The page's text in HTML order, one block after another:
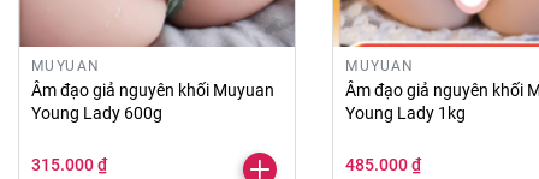
MUYUAN
Âm đạo giả nguyên khối Muyuan
Young Lady 600g
315.000 ₫
MUYUAN
Âm đạo giả nguyên khối
Young Lady 1kg
485.000 ₫